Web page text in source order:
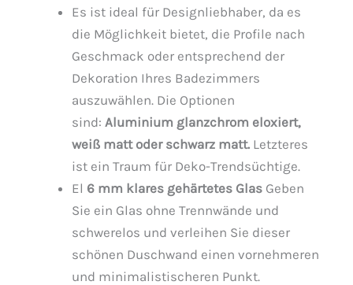
Es ist ideal für Designliebhaber, da es
die Möglichkeit bietet, die Profile nach
Geschmack oder entsprechend der
Dekoration Ihres Badezimmers
auszuwählen. Die Optionen
sind: Aluminium glanzchrom eloxiert,
weiß matt oder schwarz matt. Letzteres
ist ein Traum für Deko-Trendsüchtige.
El 6 mm klares gehärtetes Glas Geben
Sie ein Glas ohne Trennwände und
schwerelos und verleihen Sie dieser
schönen Duschwand einen vornehmeren
und minimalistischeren Punkt.